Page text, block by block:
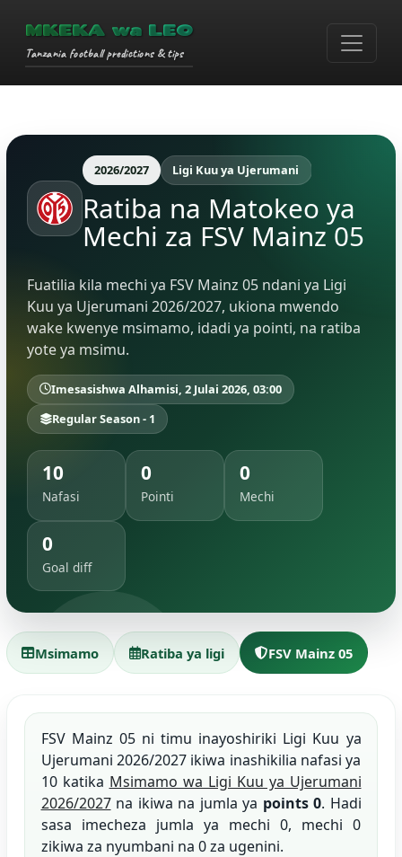
MKEKA wa LEO
Tanzania football predictions & tips
2026/2027 Ligi Kuu ya Ujerumani
Ratiba na Matokeo ya
Mechi za FSV Mainz 05
Fuatilia kila mechi ya FSV Mainz 05 ndani ya Ligi
Kuu ya Ujerumani 2026/2027, ukiona mwendo
wake kwenye msimamo, idadi ya pointi, na ratiba
yote ya msimu.
Imesasishwa Alhamisi, 2 Julai 2026, 03:00
Regular Season - 1
10
Nafasi
0
Pointi
0
Mechi
0
Goal diff
Msimamo Ratiba ya ligi FSV Mainz 05
FSV Mainz 05 ni timu inayoshiriki Ligi Kuu ya
Ujerumani 2026/2027 ikiwa inashikilia nafasi ya
10 katika Msimamo wa Ligi Kuu ya Ujerumani
2026/2027na ikiwa na jumla ya points 0. Hadi
sasa imecheza jumla ya mechi 0, mechi 0
zikiwa za nyumbani na 0 za ugenini.